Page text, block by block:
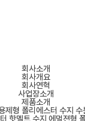
회사소개
회사개요
회사연혁
사업장소개
제품소개
제형 폴리에스터 수지 수
핫멜트 수지 에멀젼형